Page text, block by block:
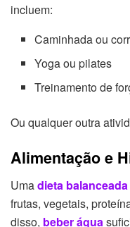
incluem:
Caminhada ou
Yoga ou pilates
Treinamento de
Ou qualquer outra
Alimentação e
Umadieta balanceada
frutas, vegetais,
disso, beber água